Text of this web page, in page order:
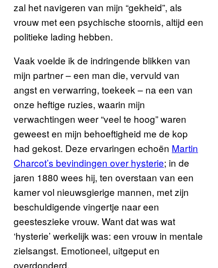
zal het navigeren van mijn “gekheid”, als
vrouw met een psychische stoornis, altijd een
politieke lading hebben.
Vaak voelde ik de indringende blikken van
mijn partner – een man die, vervuld van
angst en verwarring, toekeek – na een van
onze heftige ruzies, waarin mijn
verwachtingen weer “veel te hoog” waren
geweest en mijn behoeftigheid me de kop
had gekost. Deze ervaringen echoën Martin
Charcot’s bevindingen over hysterie; in de
jaren 1880 wees hij, ten overstaan van een
kamer vol nieuwsgierige mannen, met zijn
beschuldigende vingertje naar een
geesteszieke vrouw. Want dat was wat
‘hysterie’ werkelijk was: een vrouw in mentale
zielsangst. Emotioneel, uitgeput en
overdonderd.